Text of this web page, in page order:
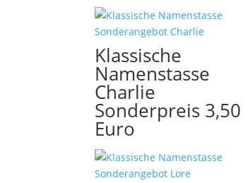
Klassische
Namenstasse
Charlie
Sonderpreis 3,50
Euro